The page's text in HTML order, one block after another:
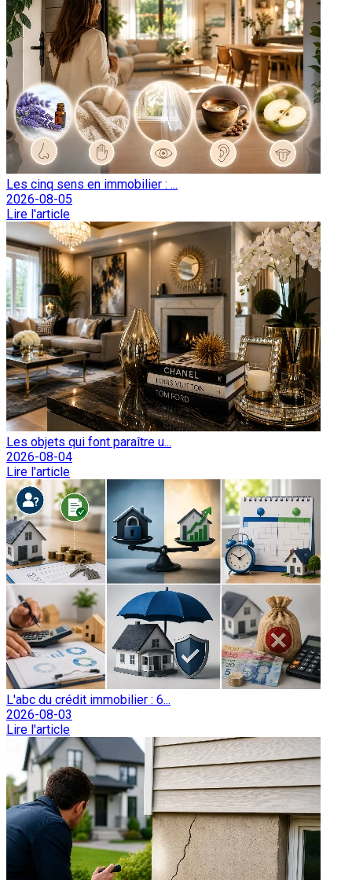
Les cinq sens en immobilier : ...
2026-08-05
Lire l'article
Les objets qui font paraître u...
2026-08-04
Lire l'article
L'abc du crédit immobilier : 6...
2026-08-03
Lire l'article